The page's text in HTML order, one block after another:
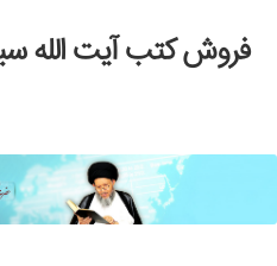
Skip
to
Skip
to
فروش کتب آیت الله
خانه
#97 (بدون عنوان)